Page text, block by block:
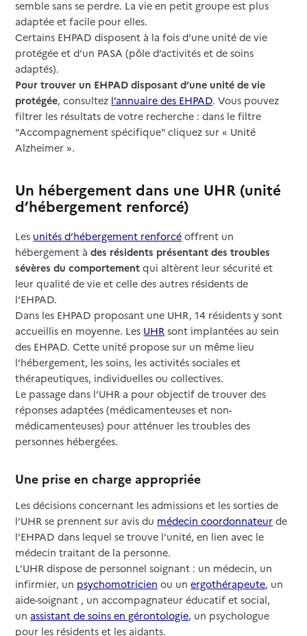
semble sans se perdre. La vie en petit groupe est plus
adaptée et facile pour elles.
Certains EHPAD disposent à la fois d’une unité de vie
protégée et d’un PASA (pôle d’activités et de soins
adaptés).
Pour trouver un EHPAD disposant d’une unité de vie
protégée, consultez l’annuaire des EHPAD. Vous pouvez
filtrer les résultats de votre recherche : dans le filtre
"Accompagnement spécifique" cliquez sur « Unité
Alzheimer ».
Un hébergement dans une UHR (unité
d’hébergement renforcé)
Les unités d’hébergement renforcé offrent un
hébergement àdes résidents présentant des troubles
sévères du comportement qui altèrent leur sécurité et
leur qualité de vie et celle des autres résidents de
l’EHPAD.
Dans les EHPAD proposant une UHR, 14 résidents y sont
accueillis en moyenne. Les UHR sont implantées au sein
des EHPAD. Cette unité propose sur un même lieu
l’hébergement, les soins, les activités sociales et
thérapeutiques, individuelles ou collectives.
Le passage dans l’UHR a pour objectif de trouver des
réponses adaptées (médicamenteuses et non-
médicamenteuses) pour atténuer les troubles des
personnes hébergées.
Une prise en charge appropriée
Les décisions concernant les admissions et les sorties de
l’UHR se prennent sur avis du médecin coordonnateur de
l’EHPAD dans lequel se trouve l’unité, en lien avec le
médecin traitant de la personne.
L’UHR dispose de personnel soignant : un médecin, un
infirmier, un psychomotricien ou unergothérapeute, un
aide-soignant , un accompagnateur éducatif et social,
un assistant de soins en gérontologie, un psychologue
pour les résidents et les aidants.